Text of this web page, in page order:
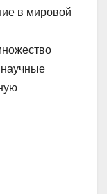
в мировой
научные